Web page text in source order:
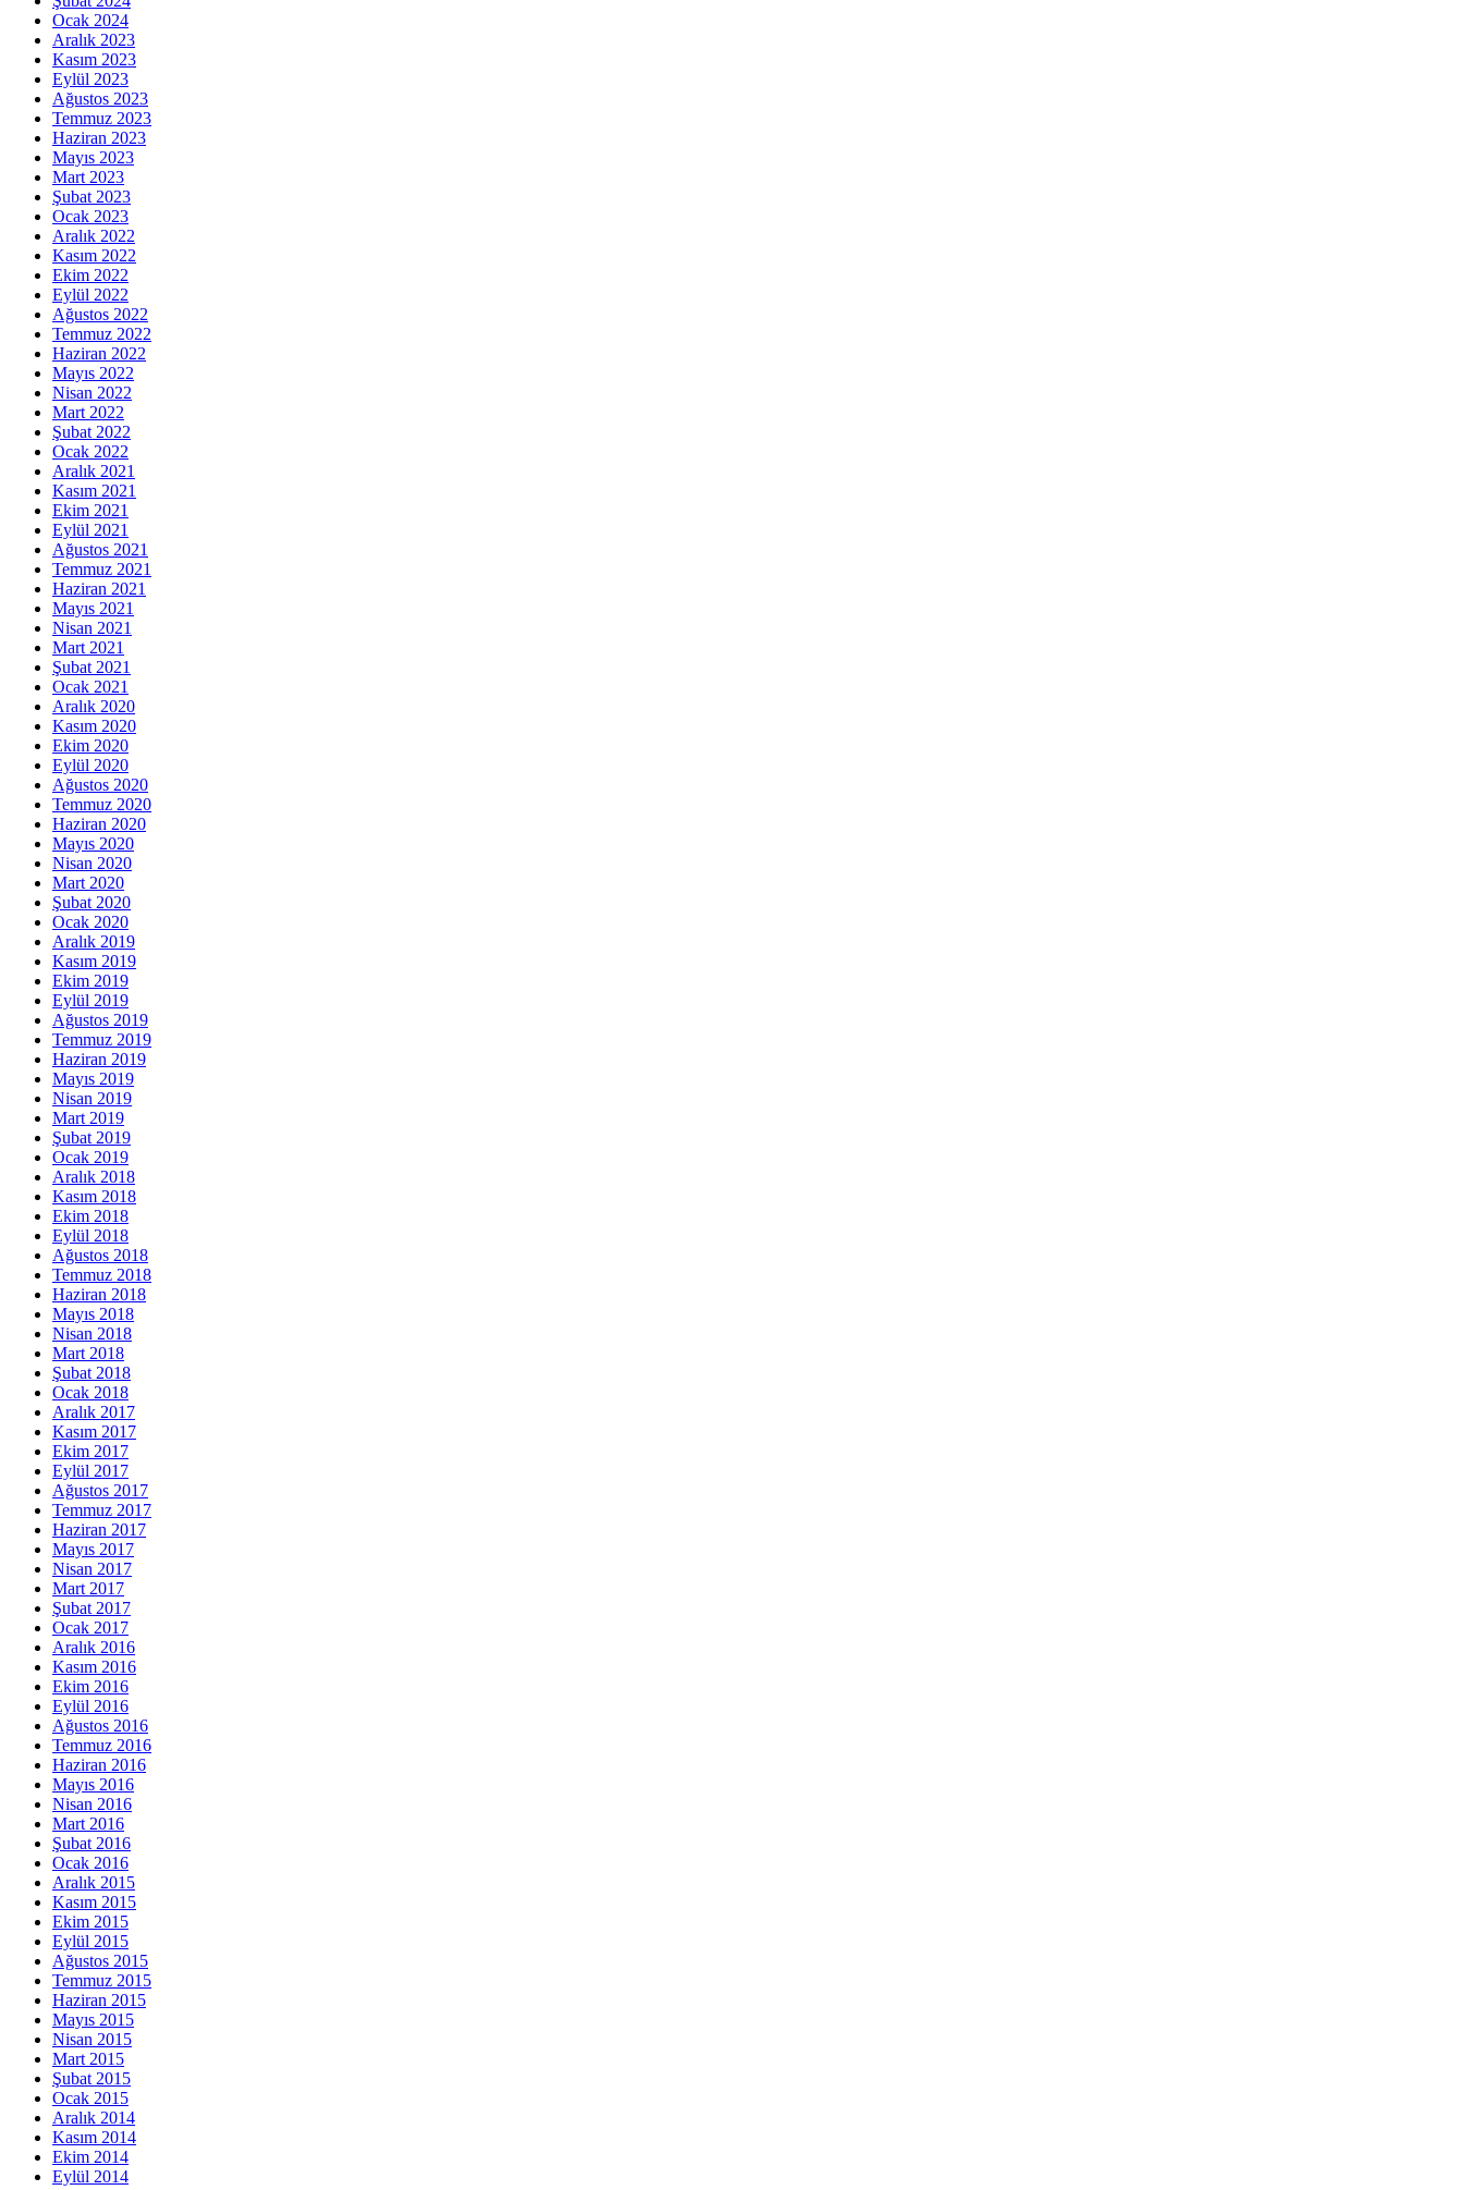
Ocak 2024
Aralık 2023
Kasım 2023
Eylül 2023
Ağustos 2023
Temmuz 2023
Haziran 2023
Mayıs 2023
Mart 2023
Şubat 2023
Ocak 2023
Aralık 2022
Kasım 2022
Ekim 2022
Eylül 2022
Ağustos 2022
Temmuz 2022
Haziran 2022
Mayıs 2022
Nisan 2022
Mart 2022
Şubat 2022
Ocak 2022
Aralık 2021
Kasım 2021
Ekim 2021
Eylül 2021
Ağustos 2021
Temmuz 2021
Haziran 2021
Mayıs 2021
Nisan 2021
Mart 2021
Şubat 2021
Ocak 2021
Aralık 2020
Kasım 2020
Ekim 2020
Eylül 2020
Ağustos 2020
Temmuz 2020
Haziran 2020
Mayıs 2020
Nisan 2020
Mart 2020
Şubat 2020
Ocak 2020
Aralık 2019
Kasım 2019
Ekim 2019
Eylül 2019
Ağustos 2019
Temmuz 2019
Haziran 2019
Mayıs 2019
Nisan 2019
Mart 2019
Şubat 2019
Ocak 2019
Aralık 2018
Kasım 2018
Ekim 2018
Eylül 2018
Ağustos 2018
Temmuz 2018
Haziran 2018
Mayıs 2018
Nisan 2018
Mart 2018
Şubat 2018
Ocak 2018
Aralık 2017
Kasım 2017
Ekim 2017
Eylül 2017
Ağustos 2017
Temmuz 2017
Haziran 2017
Mayıs 2017
Nisan 2017
Mart 2017
Şubat 2017
Ocak 2017
Aralık 2016
Kasım 2016
Ekim 2016
Eylül 2016
Ağustos 2016
Temmuz 2016
Haziran 2016
Mayıs 2016
Nisan 2016
Mart 2016
Şubat 2016
Ocak 2016
Aralık 2015
Kasım 2015
Ekim 2015
Eylül 2015
Ağustos 2015
Temmuz 2015
Haziran 2015
Mayıs 2015
Nisan 2015
Mart 2015
Şubat 2015
Ocak 2015
Aralık 2014
Kasım 2014
Ekim 2014
Eylül 2014